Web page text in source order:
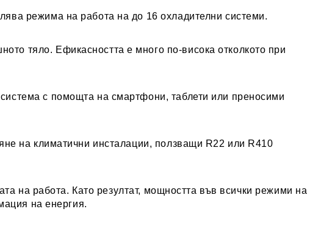
режима на работа на до 16 охладителни системи.
тяло. Ефикасността е много по-висока отколкото при
с помощта на смартфони, таблети или преносими
на климатични инсталации, ползващи R22 или R410
на работа. Като резултат, мощността във всички режими на
на енергия.